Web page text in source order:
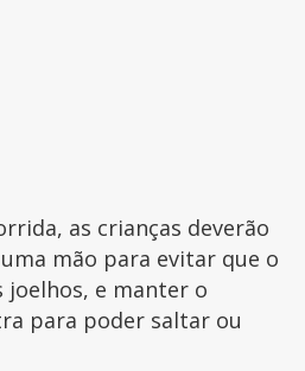
as crianças deverão
mão para evitar que o
joelhos, e manter o
para poder saltar ou